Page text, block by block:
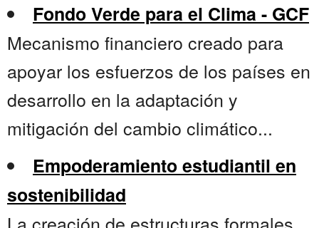
Fondo Verde para el Clima - GCF
Mecanismo financiero creado para
apoyar los esfuerzos de los países en
desarrollo en la adaptación y
mitigación del cambio climático...
Empoderamiento estudiantil en
sostenibilidad